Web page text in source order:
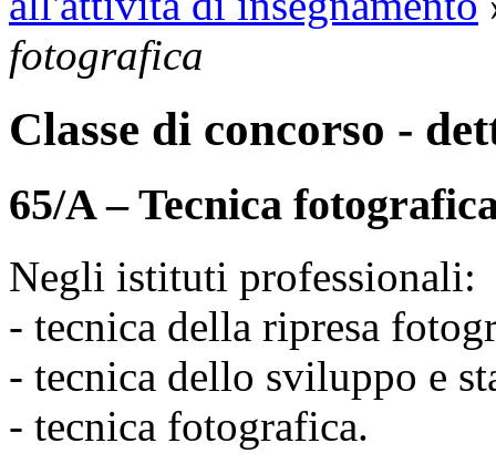
fotografica
Classe di concorso -
65/A – Tecnica
Negli istituti professionali:
- tecnica della ripresa
- tecnica dello sviluppo e
- tecnica fotografica.